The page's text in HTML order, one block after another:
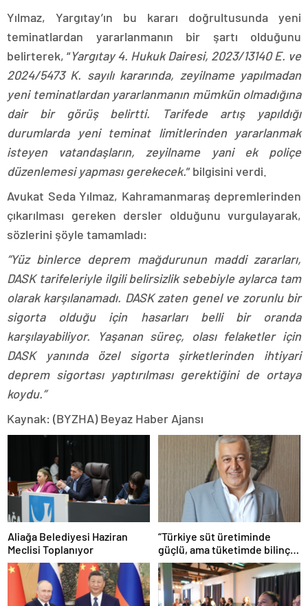
Yılmaz, Yargıtay’ın bu kararı doğrultusunda yeni
teminatlardan yararlanmanın bir şartı olduğunu
belirterek, “Yargıtay 4. Hukuk Dairesi, 2023/13140 E. ve
2024/5473 K. sayılı kararında, zeyilname yapılmadan
yeni teminatlardan yararlanmanın mümkün olmadığına
dair bir görüş belirtti. Tarifede artış yapıldığı
durumlarda yeni teminat limitlerinden yararlanmak
isteyen vatandaşların, zeyilname yani ek poliçe
düzenlemesi yapması gerekecek.” bilgisini verdi.
Avukat Seda Yılmaz, Kahramanmaraş depremlerinden
çıkarılması gereken dersler olduğunu vurgulayarak,
sözlerini şöyle tamamladı:
“Yüz binlerce deprem mağdurunun maddi zararları,
DASK tarifeleriyle ilgili belirsizlik sebebiyle aylarca tam
olarak karşılanamadı. DASK zaten genel ve zorunlu bir
sigorta olduğu için hasarları belli bir oranda
karşılayabiliyor. Yaşanan süreç, olası felaketler için
DASK yanında özel sigorta şirketlerinden ihtiyari
deprem sigortası yaptırılması gerektiğini de ortaya
koydu.”
Kaynak: (BYZHA) Beyaz Haber Ajansı
Aliağa Belediyesi Haziran
Meclisi Toplanıyor
“Türkiye süt üretiminde
güçlü, ama tüketimde bilinç
şart”